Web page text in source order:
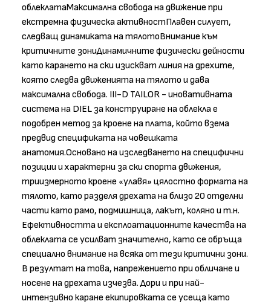
облеклатаМаксимална свобода на движение при
екстремна физическа активностПлавен силует,
следващ динамиката на тялотоВнимание към
критичните зониДинамичните физически дейности
като карането на ски изискват линия на дрехите,
която следва движенията на тялото и дава
максимална свобода. III-D TAILOR - иновативната
система на DIEL за конструиране на облекла е
подобрен метод за кроене на плата, който взема
предвид спецификата на човешката
анатомия.Основано на изследването на специфични
позиции и характерни за ски спорта движения,
триизмерното кроене «улавя» цялостно формата на
тялото, като разделя дрехата на близо 20 отделни
части като рамо, подмишница, лакът, коляно и т.н.
Ефективността и експлоатационните качества на
облеклата се усилват значително, като се обръща
специално внимание на всяка от тези критични зони.
В резултат на това, напрежението при обличане и
носене на дрехата изчезва. Дори и при най-
интензивно каране екипировката се усеща като